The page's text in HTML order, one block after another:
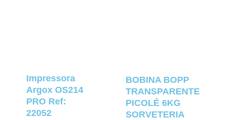
Impressora
Argox OS214
PRO Ref:
22052
BOBINA BOPP
TRANSPARENTE
PICOLÉ 6KG
SORVETERIA